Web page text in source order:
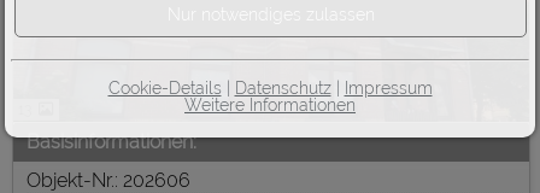
Basisinformationen:
Objekt-Nr.: 202606
Cookie-Details | Datenschutz| Impressum
Weitere Informationen